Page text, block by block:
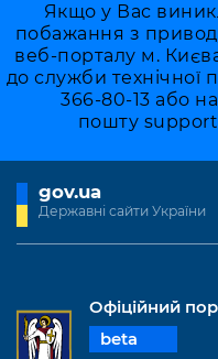
Якщо у Вас
побажання з
веб-порталу м.
до служби технічної
366-80-13 або
пошту
gov.ua
Державні сайти України
Офіційний
beta